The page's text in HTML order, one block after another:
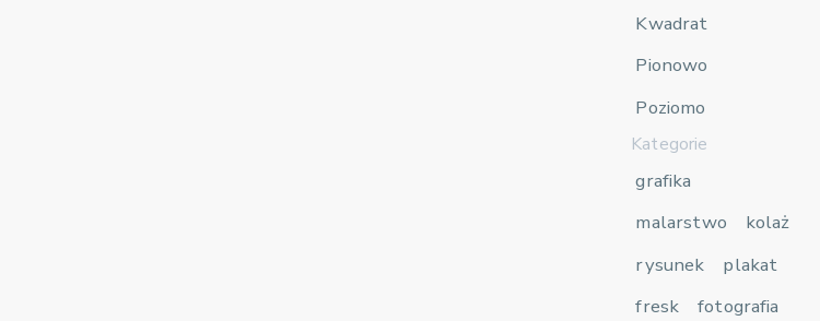
Kwadrat
Pionowo
Poziomo
Kategorie
grafika
malarstwo
kolaż
rysunek
plakat
fresk
fotografia